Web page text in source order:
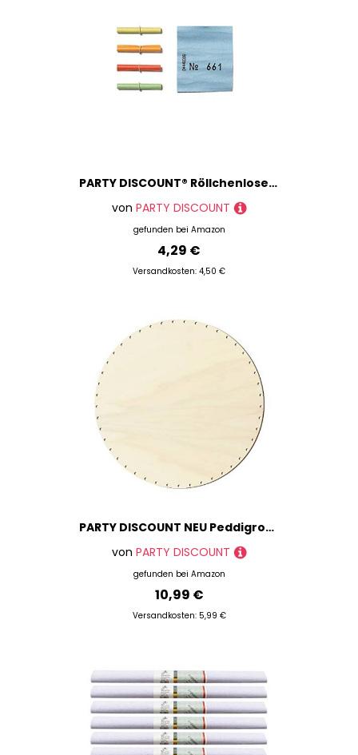
PARTY DISCOUNT® Röllchenlose mit Ring - Treffer / Gewinne bunt Nummer 401-450
von PARTY DISCOUNT
gefunden bei Amazon
4,29 €
Versandkosten: 4,50 €
PARTY DISCOUNT NEU Peddigrohr-Boden rund, Größe 30cm
von PARTY DISCOUNT
gefunden bei Amazon
10,99 €
Versandkosten: 5,99 €